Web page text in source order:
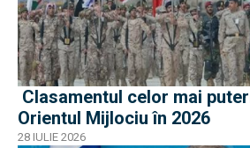
Clasamentul celor mai
Orientul Mijlociu în 2026
28 IULIE 2026